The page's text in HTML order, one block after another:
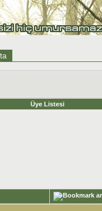
Üye Listesi